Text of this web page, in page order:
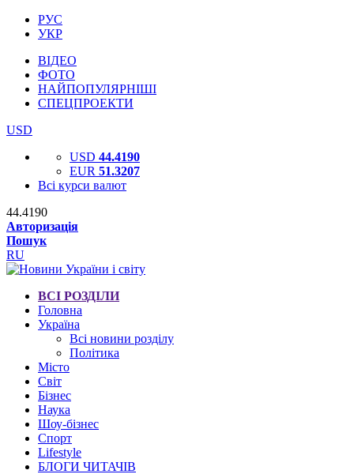
РУС
УКР
ВІДЕО
ФОТО
НАЙПОПУЛЯРНІШІ
СПЕЦПРОЕКТИ
USD
USD 44.4190
EUR 51.3207
Всі курси валют
44.4190
Авторизація
Пошук
RU
ВСІ РОЗДІЛИ
Головна
Україна
Всі новини розділу
Політика
Місто
Світ
Бізнес
Наука
Шоу-бізнес
Спорт
Lifestyle
БЛОГИ ЧИТАЧІВ